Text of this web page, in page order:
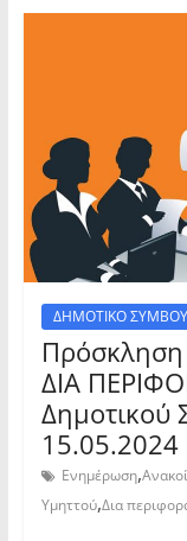
ΔΗΜΟΤΙΚΟ
Πρόσκληση
ΔΙΑ
Δημοτικού
Ενημέρωση,
Υμηττού,Δια